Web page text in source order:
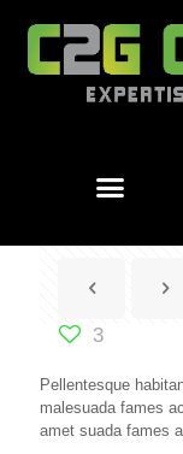
3
Pellentesque
malesuada fames
amet suada fames